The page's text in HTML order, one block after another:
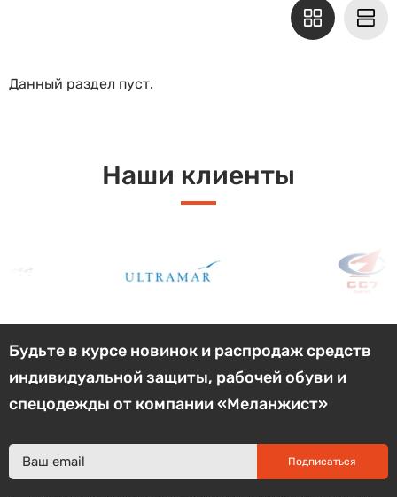
Данный раздел пуст.
Наши клиенты
Будьте в курсе новинок и распродаж средств
индивидуальной защиты, рабочей обуви и
спецодежды от компании «Меланжист»
Подписаться